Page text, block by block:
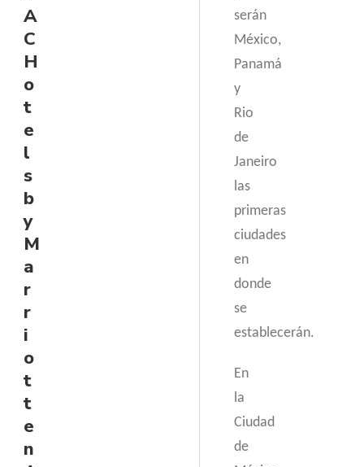
A
C
H
o
t
e
l
s
b
y
M
a
r
r
i
o
t
t
e
n
serán
México,
Panamá
y
Rio
de
Janeiro
las
primeras
ciudades
en
donde
se
establecerán.
En
la
Ciudad
de